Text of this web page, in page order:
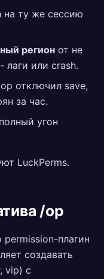
на ту же сессию
регион от не
лаги или crash.
отключил save,
за час.
угон
LuckPerms.
/op
плагин
создавать
vip) с